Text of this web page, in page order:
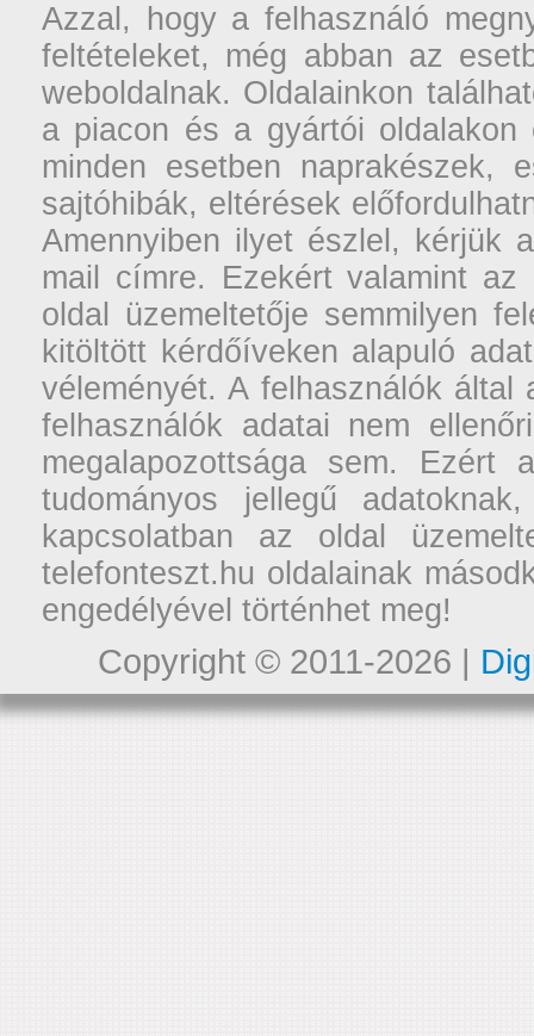
Azzal, hogy a felhasználó
feltételeket, még abban az
weboldalnak. Oldalainkon
a piacon és a gyártói oldalakon
minden esetben naprakészek,
sajtóhibák, eltérések
Amennyiben ilyet észlel, kérjük
mail címre. Ezekért valamint
oldal üzemeltetője semmilyen
kitöltött kérdőíveken alapuló
véleményét. A felhasználók
felhasználók adatai nem
megalapozottsága sem. Ezért
tudományos jellegű
kapcsolatban az oldal
telefonteszt.hu oldalainak
engedélyével történhet meg!
Copyright © 2011-2026 |